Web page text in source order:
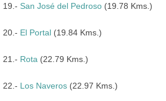
19.- San José del Pedroso (19.78 Kms.)
20.- El Portal (19.84 Kms.)
21.- Rota (22.79 Kms.)
22.- Los Naveros (22.97 Kms.)